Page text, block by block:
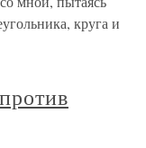
круга и